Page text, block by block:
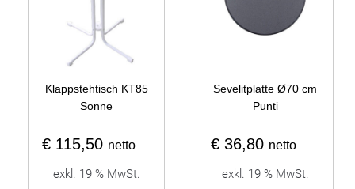
Klappstehtisch KT85
Sonne
€ 115,50 netto
exkl. 19 % MwSt.
Sevelitplatte Ø70 cm
Punti
€ 36,80 netto
exkl. 19 % MwSt.